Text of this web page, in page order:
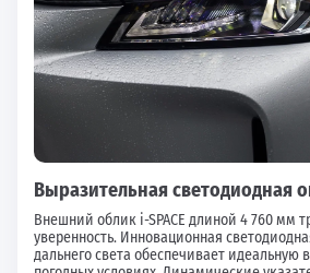
Выразительная светодиодная
Внешний облик i-SPACE длиной 4 760 мм
уверенность. Инновационная
дальнего света обеспечивает идеальную